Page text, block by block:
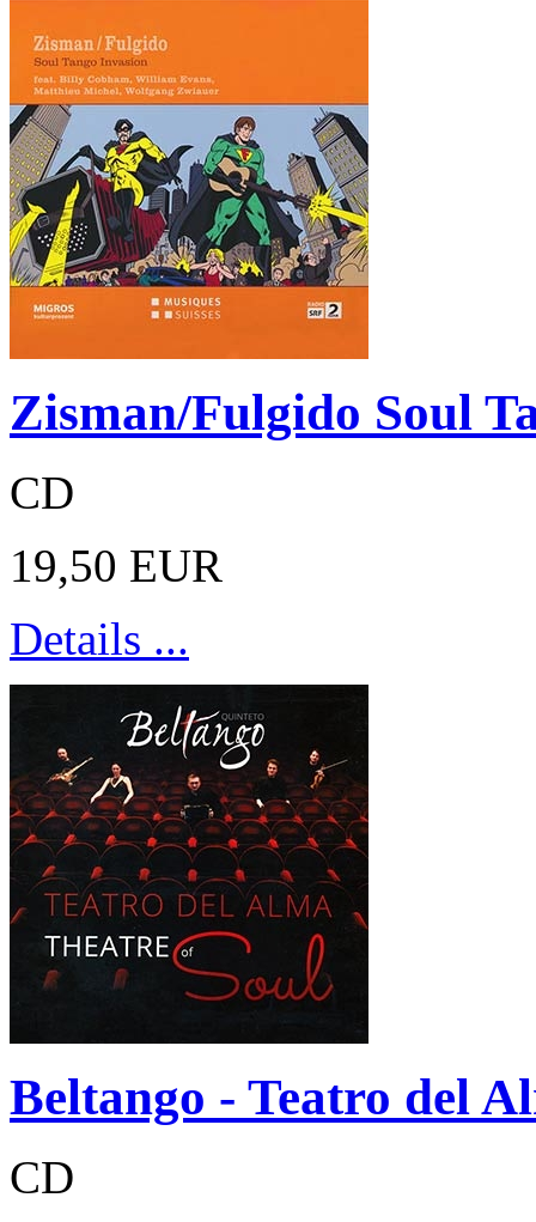
Zisman/Fulgido Soul
CD
19,50 EUR
Details ...
Beltango - Teatro del
CD